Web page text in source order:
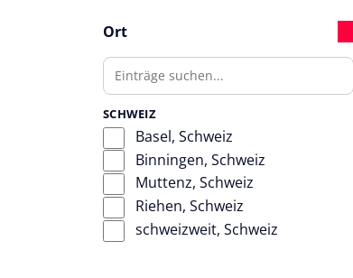
Ort
SCHWEIZ
Basel, Schweiz
Binningen, Schweiz
Muttenz, Schweiz
Riehen, Schweiz
schweizweit, Schweiz